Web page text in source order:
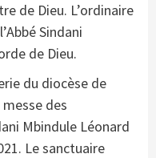
de Dieu. L’ordinaire
Sindani
de Dieu.
du diocèse de
des
Mbindule Léonard
Le sanctuaire